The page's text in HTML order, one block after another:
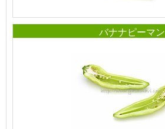
バナナピーマン